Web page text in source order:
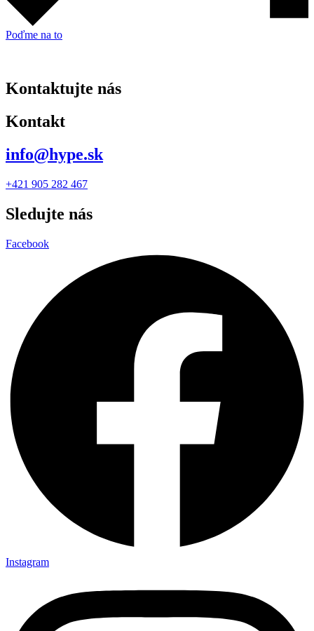
Poďme na to
Kontaktujte nás
Kontakt
info@hype.sk
+421 905 282 467
Sledujte nás
Facebook
Instagram